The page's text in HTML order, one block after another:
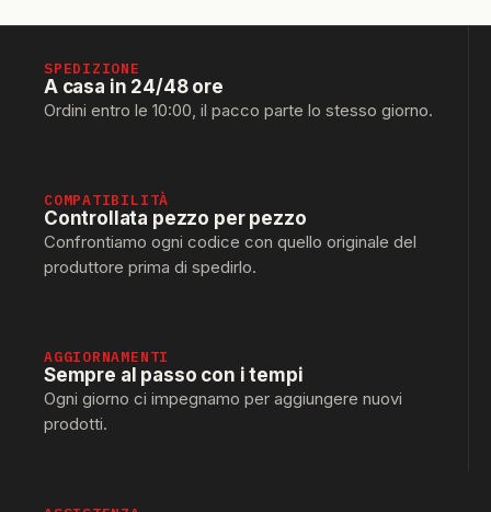
SPEDIZIONE
A casa in 24/48 ore
Ordini entro le 10:00, il pacco parte lo stesso giorno.
COMPATIBILITÀ
Controllata pezzo per pezzo
Confrontiamo ogni codice con quello originale del
produttore prima di spedirlo.
AGGIORNAMENTI
Sempre al passo con i tempi
Ogni giorno ci impegnamo per aggiungere nuovi
prodotti.